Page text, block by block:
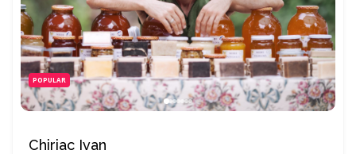
POPULAR
Chiriac Ivan